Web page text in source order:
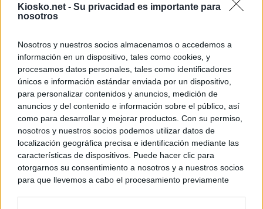
Kiosko.net - Su privacidad es importante para
nosotros
Nosotros y nuestros socios almacenamos o accedemos a
información en un dispositivo, tales como cookies, y
procesamos datos personales, tales como identificadores
únicos e información estándar enviada por un dispositivo,
para personalizar contenidos y anuncios, medición de
anuncios y del contenido e información sobre el público, así
como para desarrollar y mejorar productos. Con su permiso,
nosotros y nuestros socios podemos utilizar datos de
localización geográfica precisa e identificación mediante las
características de dispositivos. Puede hacer clic para
otorgarnos su consentimiento a nosotros y a nuestros socios
para que llevemos a cabo el procesamiento previamente